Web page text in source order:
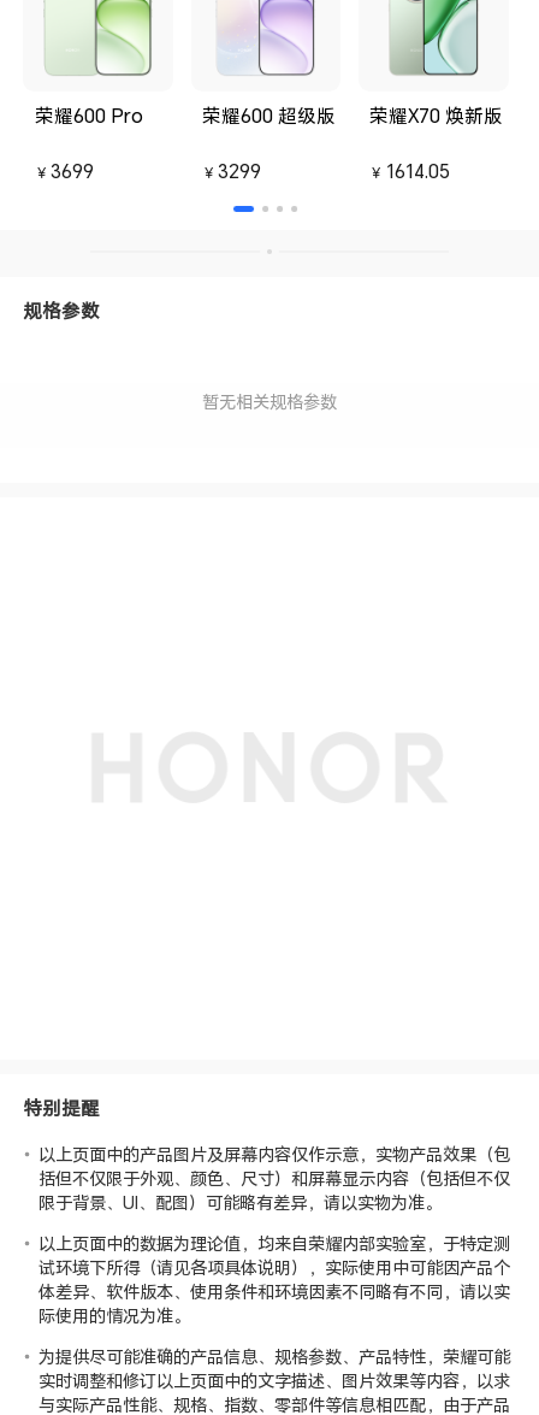
荣耀600 Pro
￥ 3699
荣耀600 超级版
￥ 3299
荣耀X70 焕新版
￥ 1614.05
规格参数
暂无相关规格参数
特别提醒
以上页面中的产品图片及屏幕内容仅作示意，实物产品效果（包
括但不仅限于外观、颜色、尺寸）和屏幕显示内容（包括但不仅
限于背景、UI、配图）可能略有差异，请以实物为准。
以上页面中的数据为理论值，均来自荣耀内部实验室，于特定测
试环境下所得（请见各项具体说明），实际使用中可能因产品个
体差异、软件版本、使用条件和环境因素不同略有不同，请以实
际使用的情况为准。
为提供尽可能准确的产品信息、规格参数、产品特性，荣耀可能
实时调整和修订以上页面中的文字描述、图片效果等内容，以求
与实际产品性能、规格、指数、零部件等信息相匹配，由于产品